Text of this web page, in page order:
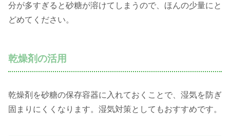
分が多すぎると砂糖が溶けてしまうので、ほんの少量にと
どめてください。
乾燥剤の活用
乾燥剤を砂糖の保存容器に入れておくことで、湿気を防ぎ
固まりにくくなります。湿気対策としてもおすすめです。